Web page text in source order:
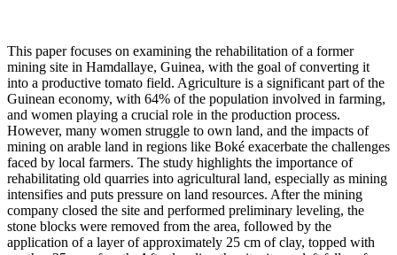
This paper focuses on examining the rehabilitation of a former
mining site in Hamdallaye, Guinea, with the goal of converting it
into a productive tomato field. Agriculture is a significant part of the
Guinean economy, with 64% of the population involved in farming,
and women playing a crucial role in the production process.
However, many women struggle to own land, and the impacts of
mining on arable land in regions like Boké exacerbate the challenges
faced by local farmers. The study highlights the importance of
rehabilitating old quarries into agricultural land, especially as mining
intensifies and puts pressure on land resources. After the mining
company closed the site and performed preliminary leveling, the
stone blocks were removed from the area, followed by the
application of a layer of approximately 25 cm of clay, topped with